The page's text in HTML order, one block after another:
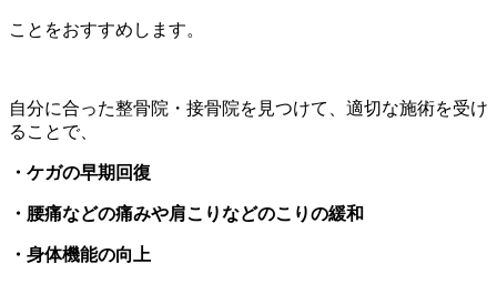
ことをおすすめします。
自分に合った整骨院・接骨院を見つけて、適切な施術を受け
ることで、
・ケガの早期回復
・腰痛などの痛みや肩こりなどのこりの緩和
・身体機能の向上